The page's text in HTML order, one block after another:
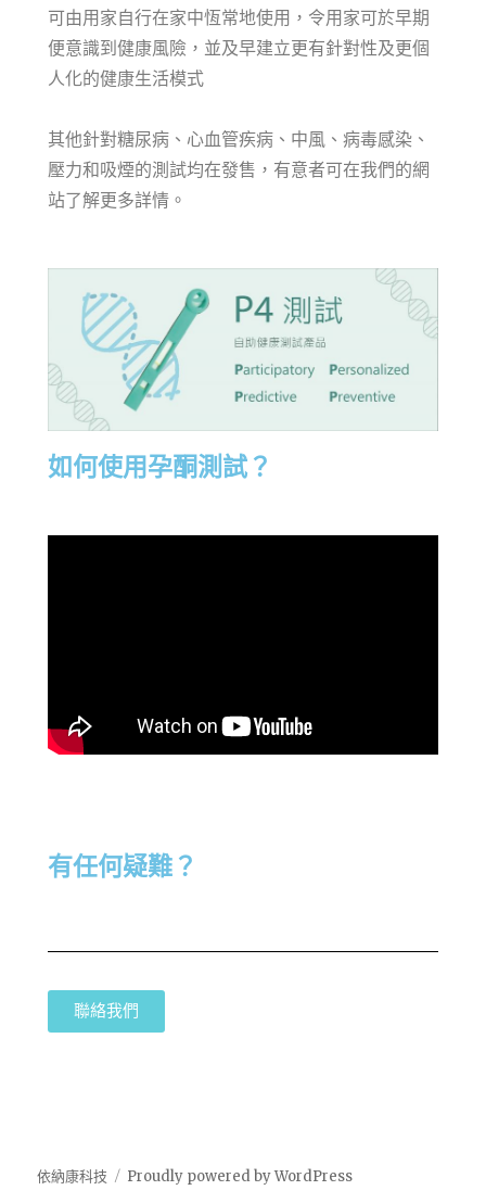
可由用家自行在家中恆常地使用，令用家可於早期
便意識到健康風險，並及早建立更有針對性及更個
人化的健康生活模式
其他針對糖尿病、心血管疾病、中風、病毒感染、
壓力和吸煙的測試均在發售，有意者可在我們的網
站了解更多詳情。
如何使用孕酮測試？
有任何疑難？
聯絡我們
依納康科技 Proudly powered by WordPress